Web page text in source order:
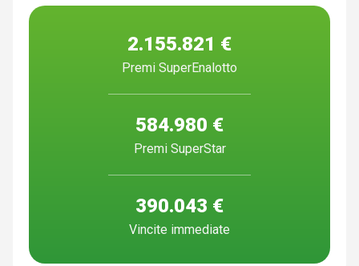
2.155.821 €
Premi SuperEnalotto
584.980 €
Premi SuperStar
390.043 €
Vincite immediate